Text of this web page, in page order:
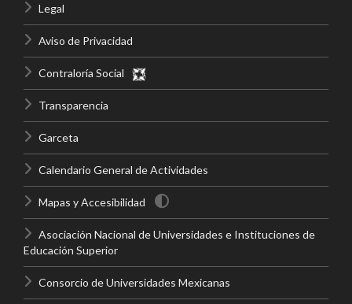
Legal
Aviso de Privacidad
Contraloría Social
Transparencia
Garceta
Calendario General de Actividades
Mapas y Accesibilidad
Asociación Nacional de Universidades e Instituciones de
Educación Superior
Consorcio de Universidades Mexicanas